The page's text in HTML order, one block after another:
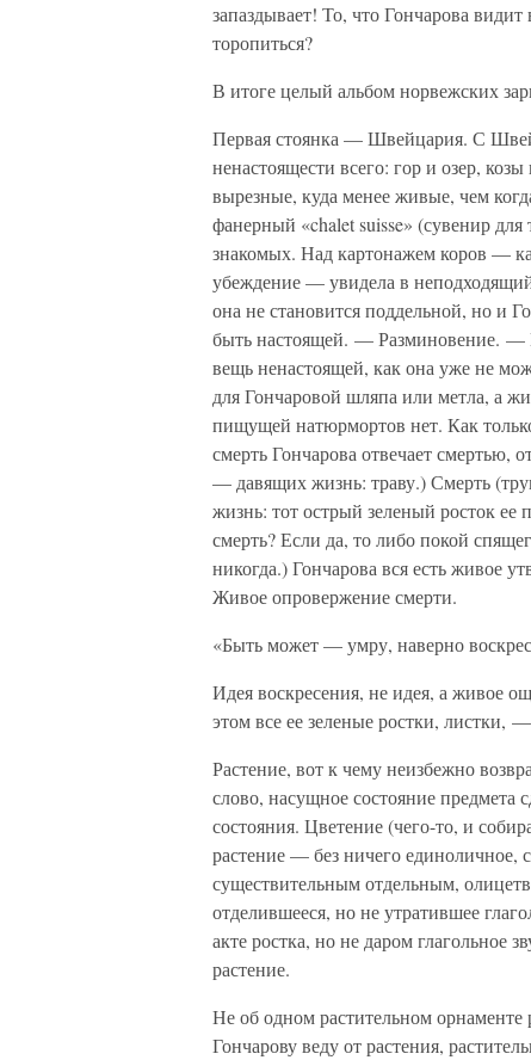
запаздывает! То, что Гончарова
торопиться?
В итоге целый альбом норвежских
Первая стоянка — Швейцария. С
ненастоящести всего: гор и озер,
вырезные, куда менее живые, чем
фанерный «chalet suisse» (сувенир
знакомых. Над картонажем коров —
убеждение — увидела в
она не становится поддельной, но и
быть настоящей. — Разминовение. —
вещь ненастоящей, как она уже не
для Гончаровой шляпа или метла, а
пищущей натюрмортов нет. Как
смерть Гончарова отвечает
— давящих жизнь: траву.) Смерть
жизнь: тот острый зеленый росток ее
смерть? Если да, то либо покой
никогда.) Гончарова вся есть живое
Живое опровержение смерти.
«Быть может — умру, наверно
Идея воскресения, не идея, а живое
этом все ее зеленые ростки, листки,
Растение, вот к чему неизбежно
слово, насущное состояние предмета
состояния. Цветение (чего-то, и
растение — без ничего единоличное,
существительным отдельным,
отделившееся, но не утратившее
акте ростка, но не даром глагольное
растение.
Не об одном растительном
Гончарову веду от растения,